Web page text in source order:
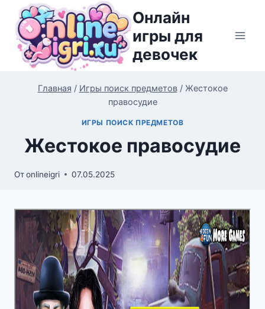
Перейти
содержимому
Онлайн
игры для
девочек
Главная / Игры поиск предметов / Жестокое
правосудие
ИГРЫ ПОИСК ПРЕДМЕТОВ
Жестокое правосудие
Отonlineigri 07.05.2025